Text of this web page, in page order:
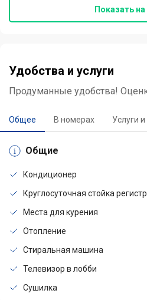
Показать на
Удобства и услуги
Продуманные удобства!
Общее В номерах Услуги
Общие
Кондиционер
Круглосуточная стойка
Места для курения
Отопление
Стиральная машина
Телевизор в лобби
Сушилка